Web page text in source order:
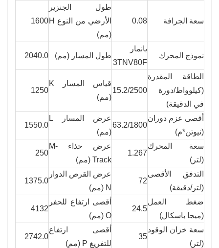
سعة الجرافة 0.08
طول الجنزير
الأرضي من النوع H
(مم)
1600
نموذج المحرك
يانمار
3TNV80F
طول المسار (مم) 2040.0
الطاقة المقدرة
(كيلوواط/دورة
في الدقيقة)
15.2/2500
قياس المسار K
(مم)
1250
أقصى عزم دوران
(نيوتن*م)
63.2/1800
عرض المسار L
(مم)
1550.0
سعة المحرك
(لتر)
1.267
عرض حذاء M-
Track (مم)
250
التدفق الأقصى
(لتر/دقيقة)
72
عرض القرص الدوار
N (مم)
1375.0
ضغط العمل
(ميجا باسكال)
24.5
أقصى ارتفاع للحفر
O (مم)
4132
سعة خزان الوقود
(لتر)
35
أقصى ارتفاع
للتفريغ P (مم)
2742.0